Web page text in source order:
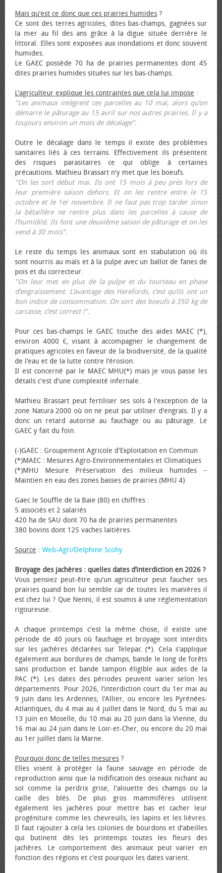
Mais qu'est ce donc que ces prairies humides ?
Ce sont des terres agricoles, dites bas-champs, gagnées sur
la mer au fil des ans grâce à la digue située derrière le
littoral. Elles sont exposées aux inondations et donc souvent
humides.
Le GAEC possède 70 ha de prairies permanentes dont 45
dites prairies humides situées sur les bas-champs.
L'agriculteur explique les contraintes que cela lui impose :
"Les animaux intègrent ces parcelles au 10 mai, alors qu’on
démarre le pâturage au 15 avril sur nos autres prairies. Il y a
toujours environ un mois de décalage".
Outre le décalage dans le temps il existe des problèmes
sanitaires liés à ces terrains. Effectivement ils présentent
des risques parasitaires ce qui oblige à certaines
précautions. Mathieu Brassart n'y met que les bœufs.
"On les sort début mai. Ils ont 15 mois à peu près lors de
leur première saison dehors. Et on les rentre entre le 15
octobre et le 1er novembre. Il ne faut pas trop tarder sinon
la bétaillère ne rentre plus dans les parcelles à cause de
l’humidité. Ils font une deuxième saison de pâturage et on les
vend à 30 mois".
Le reste du temps les animaux sont en stabulation où ils
sont nourris au maïs et à la pulpe avec un ballot de fanes de
pois et du correcteur.
"On leur met en plus de la pulpe et du tourteau en phase
d’engraissement. L’avantage des Herefords, c’est qu’ils ont un
bon indice de consommation. On sort des bœufs à 350 kg de
carcasse, c’est correct !".
Pour ces bas-champs le GAEC touche des aides MAEC (*),
environ 4000 €, visant à accompagner le changement de
pratiques agricoles en faveur de la biodiversité, de la qualité
de l’eau et de la lutte contre l’érosion.
Il est concerné par le MAEC MHU(*) mais je vous passe les
détails c'est d'une complexité infernale.
Mathieu Brassart peut fertiliser ses sols à l'exception de la
zone Natura 2000 où on ne peut par utiliser d'engrais. Il y a
donc un retard autorisé au fauchage ou au pâturage. Le
GAEC y fait du foin.
(-)GAEC : Groupement Agricole d'Exploitation en Commun
(*)MAEC : Mesures Agro-Environnementales et Climatiques
(*)MHU Mesure Préservation des milieux humides −
Maintien en eau des zones basses de prairies (MHU 4)
Gaec le Souffle de la Baie (80) en chiffres :
5 associés et 2 salariés
420 ha de SAU dont 70 ha de prairies permanentes
380 bovins dont 125 vaches laitières
Source : Web-Agri/Delphine Scohy
Broyage des jachères : quelles dates d’interdiction en 2026 ?
Vous pensiez peut-être qu'un agriculteur peut faucher ses
prairies quand bon lui semble car de toutes les manières il
est chez lui ? Que Nenni, il est soumis à une réglementation
rigoureuse.
A chaque printemps c'est la même chose, il existe une
période de 40 jours où fauchage et broyage sont interdits
sur les jachères déclarées sur Telepac (*). Cela s'applique
également aux bordures de champs, bande le long de forêts
sans production et bande tampon éligible aux aides de la
PAC (*). Les dates des périodes peuvent varier selon les
départements. Pour 2026, l’interdiction court du 1er mai au
9 juin dans les Ardennes, l'Allier, ou encore les Pyrénées-
Atlantiques, du 4 mai au 4 juillet dans le Nord, du 5 mai au
13 juin en Moselle, du 10 mai au 20 juin dans la Vienne, du
16 mai au 24 juin dans le Loir-et-Cher, ou encore du 20 mai
au 1er juillet dans la Marne.
Pourquoi donc de telles mesures ?
Elles visent à protéger la faune sauvage en période de
reproduction ainsi que la nidification des oiseaux nichant au
sol comme la perdrix grise, l'alouette des champs ou la
caille des blés. De plus gros mammifères utilisent
également les jachères pour mettre bas et cacher leur
progéniture comme les chevreuils, les lapins et les lièvres.
Il faut rajouter à cela les colonies de bourdons et d'abeilles
qui butinent dès les printemps toutes les fleurs des
jachères. Le comportement des animaux peut varier en
fonction des régions et c'est pourquoi les dates varient.